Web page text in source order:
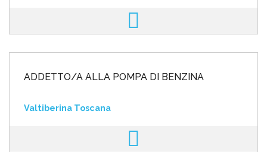
ADDETTO/A ALLA POMPA DI BENZINA
Valtiberina Toscana